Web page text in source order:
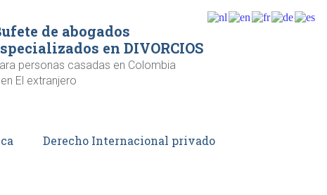
de abogados
en DIVORCIOS
personas casadas en Colombia
El extranjero
Derecho Internacional privado